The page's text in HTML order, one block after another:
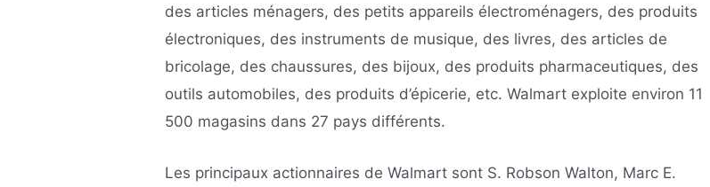
des articles ménagers, des petits appareils électroménagers, des produits
électroniques, des instruments de musique, des livres, des articles de
bricolage, des chaussures, des bijoux, des produits pharmaceutiques, des
outils automobiles, des produits d’épicerie, etc. Walmart exploite environ 11
500 magasins dans 27 pays différents.
Les principaux actionnaires de Walmart sont S. Robson Walton, Marc E.